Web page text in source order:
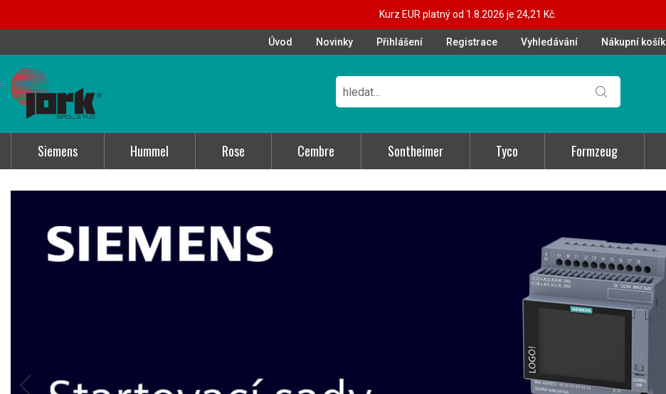
Kurz EUR platný od 1.8.2026 je 24,21 Kč.
Úvod Novinky Přihlášení Registrace Vyhledávání Nákupní košík
Siemens Hummel Rose Cembre Sontheimer Tyco Formzeug
Next